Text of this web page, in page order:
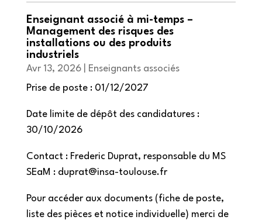
Enseignant associé à mi-temps –
Management des risques des
installations ou des produits
industriels
Avr 13, 2026|
Enseignants associés
Prise de poste : 01/12/2027
Date limite de dépôt des candidatures :
30/10/2026
Contact : Frederic Duprat, responsable du MS
SEaM : duprat@insa-toulouse.fr
Pour accéder aux documents (fiche de poste,
liste des pièces et notice individuelle) merci de